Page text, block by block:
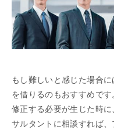
もし難しいと感じた場合
を借りるのもおすすめで
修正する必要が生じた時
サルタントに相談すれば